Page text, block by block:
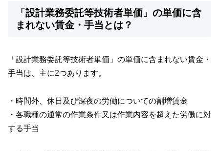
「設計業務委託等技術者単価」の単価に含
まれない賃金・手当とは？
「設計業務委託等技術者単価」の単価に含まれない賃金・
手当は、主に2つあります。
・時間外、休日及び深夜の労働についての割増賃金
・各職種の通常の作業条件又は作業内容を超えた労働に対
する手当